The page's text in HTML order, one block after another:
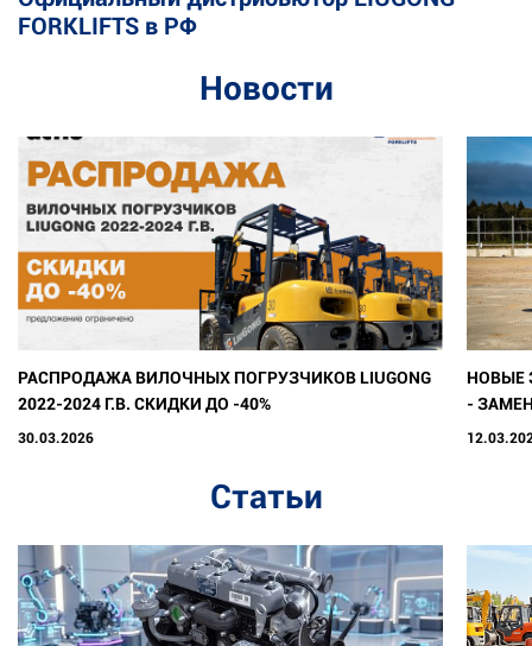
FORKLIFTS в РФ
Новости
РАСПРОДАЖА ВИЛОЧНЫХ ПОГРУЗЧИКОВ LIUGONG
2022-2024 Г.В. СКИДКИ ДО -40%
30.03.2026
НОВЫЕ
-
Статьи